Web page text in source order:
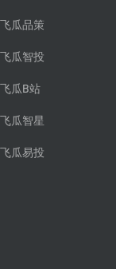
飞瓜品策
飞瓜智投
飞瓜B站
飞瓜智星
飞瓜易投